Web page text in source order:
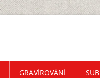
GRAVÍROVÁNÍ